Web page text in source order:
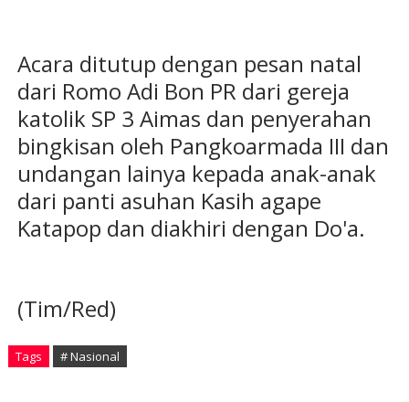
Acara ditutup dengan pesan natal
dari Romo Adi Bon PR dari gereja
katolik SP 3 Aimas dan penyerahan
bingkisan oleh Pangkoarmada III dan
undangan lainya kepada anak-anak
dari panti asuhan Kasih agape
Katapop dan diakhiri dengan Do'a.
(Tim/Red)
Tags # Nasional